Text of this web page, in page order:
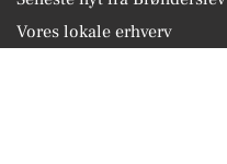
Vores lokale erhverv